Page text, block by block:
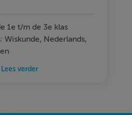
1e t/m de 3e klas
Wiskunde, Nederlands,
Lees verder